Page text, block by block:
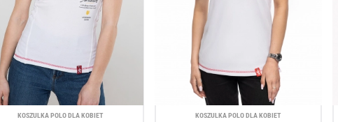
KOSZULKA POLO DLA KOBIET KOSZULKA POLO DLA KOBIET